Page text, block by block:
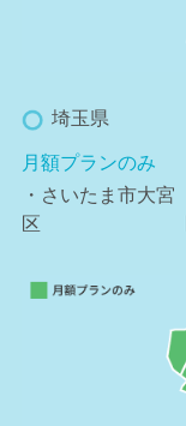
埼玉県
月額プランのみ
・さいたま市大宮
区